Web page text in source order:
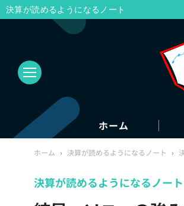
ホーム
ホーム › 決算が読めるようになるノート ›
決算が読めるようになるノート
決算が読めるようになるノート